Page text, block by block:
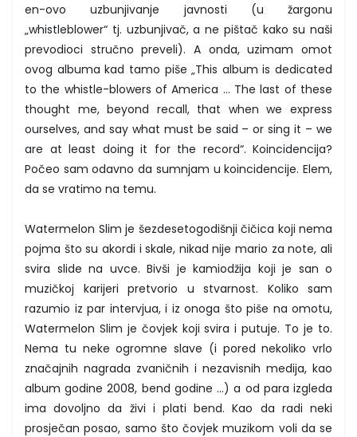
en-ovo uzbunjivanje javnosti (u žargonu
„whistleblower“ tj. uzbunjivač, a ne pištač kako su naši
prevodioci stručno preveli). A onda, uzimam omot
ovog albuma kad tamo piše „This album is dedicated
to the whistle-blowers of America … The last of these
thought me, beyond recall, that when we express
ourselves, and say what must be said – or sing it – we
are at least doing it for the record“. Koincidencija?
Počeo sam odavno da sumnjam u koincidencije. Elem,
da se vratimo na temu.
Watermelon Slim je šezdesetogodišnji čičica koji nema
pojma što su akordi i skale, nikad nije mario za note, ali
svira slide na uvce. Bivši je kamiodžija koji je san o
muzičkoj karijeri pretvorio u stvarnost. Koliko sam
razumio iz par intervjua, i iz onoga što piše na omotu,
Watermelon Slim je čovjek koji svira i putuje. To je to.
Nema tu neke ogromne slave (i pored nekoliko vrlo
značajnih nagrada zvaničnih i nezavisnih medija, kao
album godine 2008, bend godine ...) a od para izgleda
ima dovoljno da živi i plati bend. Kao da radi neki
prosječan posao, samo što čovjek muzikom voli da se